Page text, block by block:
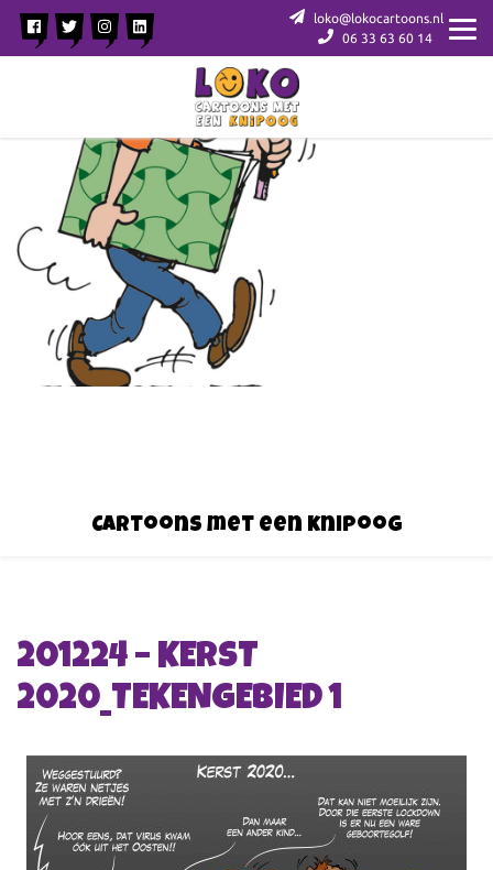
loko@lokocartoons.nl
06 33 63 60 14
Cartoons met een knipoog
201224 – KERST
2020_TEKENGEBIED 1